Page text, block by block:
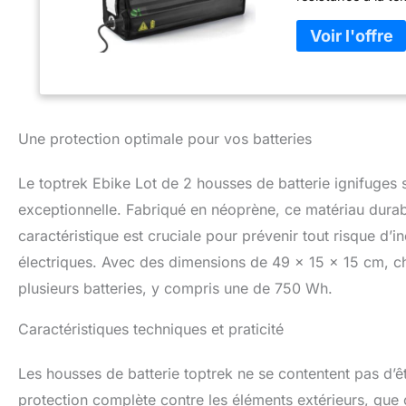
circuits de la
couches est
facilement
double fermeture
batterie, le
gaz et empêcher
chargement
Ebike est équipé
efficacement la
être sûr de
après une
Une protection optimale pour vos batteries
Le toptrek Ebike Lot de 2 housses de batterie
exceptionnelle. Fabriqué en néoprène, ce matériau
caractéristique est cruciale pour prévenir tout risque
électriques. Avec des dimensions de 49 x 15 x 15 cm,
plusieurs batteries, y compris une de 750 Wh.
Caractéristiques techniques et praticité
Les housses de batterie toptrek ne se contentent pas
protection complète contre les éléments extérieurs,